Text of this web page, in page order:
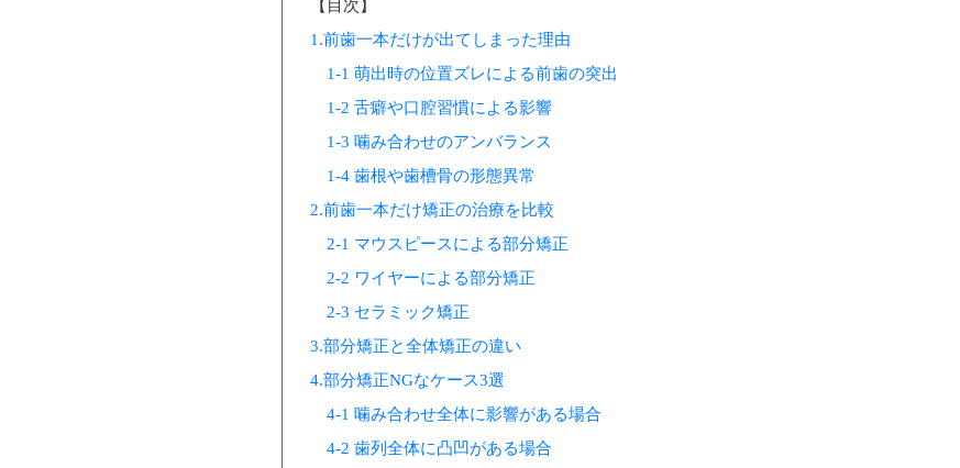
【目次】
1.前歯一本だけが出てしまった理由
1-1 萌出時の位置ズレによる前歯の突出
1-2 舌癖や口腔習慣による影響
1-3 噛み合わせのアンバランス
1-4 歯根や歯槽骨の形態異常
2.前歯一本だけ矯正の治療を比較
2-1 マウスピースによる部分矯正
2-2 ワイヤーによる部分矯正
2-3 セラミック矯正
3.部分矯正と全体矯正の違い
4.部分矯正NGなケース3選
4-1 噛み合わせ全体に影響がある場合
4-2 歯列全体に凸凹がある場合